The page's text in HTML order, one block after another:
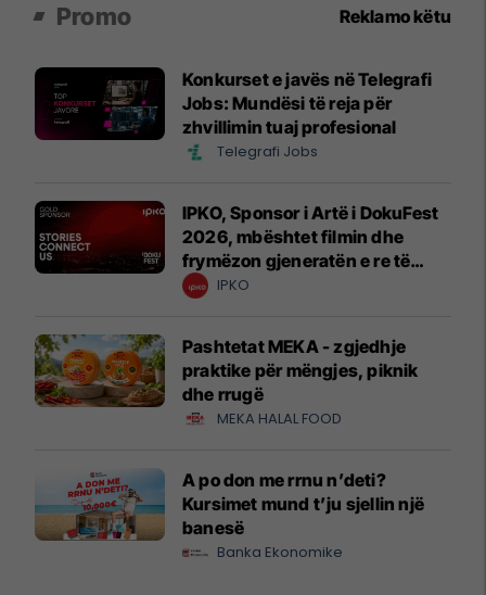
Promo Reklamo këtu
Konkurset e javës në Telegrafi
Jobs: Mundësi të reja për
zhvillimin tuaj profesional
Telegrafi Jobs
IPKO, Sponsor i Artë i DokuFest
2026, mbështet filmin dhe
frymëzon gjeneratën e re të
krijuesve
IPKO
Pashtetat MEKA - zgjedhje
praktike për mëngjes, piknik
dhe rrugë
MEKA HALAL FOOD
A po don me rrnu n’deti?
Kursimet mund t’ju sjellin një
banesë
Banka Ekonomike